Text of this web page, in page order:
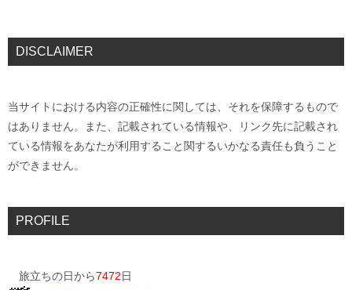
DISCLAIMER
当サイトにおける内容の正確性に関しては、それを保障するもので
はありません。また、記載されている情報や、リンク先に記載され
ている情報をあなたが利用すること関するいかなる責任も負うこと
ができません。
PROFILE
旅立ちの日から7472日